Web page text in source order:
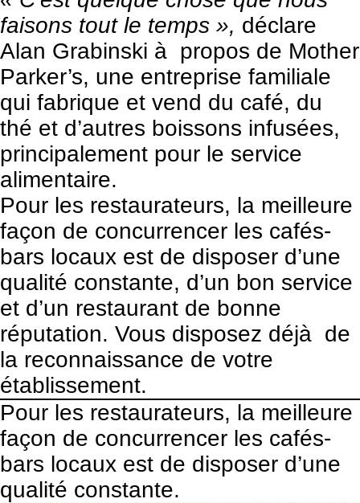
faisons tout le temps », déclare
Alan Grabinski à propos de Mother
Parker’s, une entreprise familiale
qui fabrique et vend du café, du
thé et d’autres boissons infusées,
principalement pour le service
alimentaire.
Pour les restaurateurs, la meilleure
façon de concurrencer les cafés-
bars locaux est de disposer d’une
qualité constante, d’un bon service
et d’un restaurant de bonne
réputation. Vous disposez déjà de
la reconnaissance de votre
établissement.
Pour les restaurateurs, la meilleure
façon de concurrencer les cafés-
bars locaux est de disposer d’une
qualité constante.